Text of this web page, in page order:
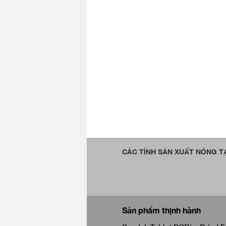
CÁC TỈNH SẢN XUẤT NÓNG
Sản phẩm thịnh hành